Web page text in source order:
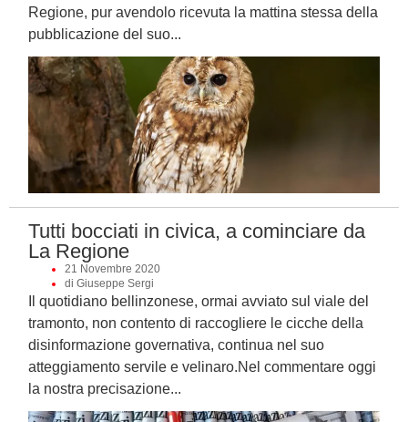
Regione, pur avendolo ricevuta la mattina stessa della
pubblicazione del suo...
Tutti bocciati in civica, a cominciare da
La Regione
21 Novembre 2020
di Giuseppe Sergi
Il quotidiano bellinzonese, ormai avviato sul viale del
tramonto, non contento di raccogliere le cicche della
disinformazione governativa, continua nel suo
atteggiamento servile e velinaro.Nel commentare oggi
la nostra precisazione...